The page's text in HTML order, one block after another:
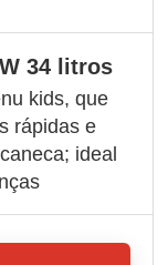
34 litros
kids, que
rápidas e
ideal